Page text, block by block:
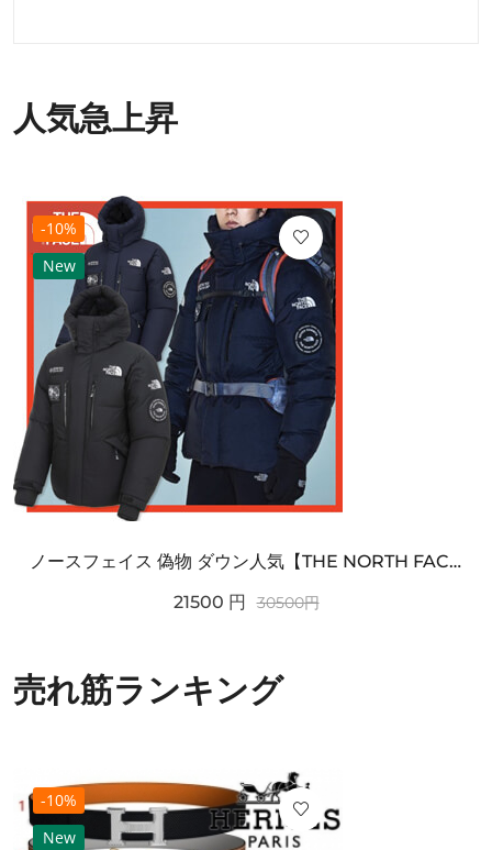
人気急上昇
-10%
New
ノースフェイス 偽物 ダウン人気【THE NORTH FACE】M'S 7 SUMMIT HIM...
21500 円 30500円
売れ筋ランキング
-10%
New